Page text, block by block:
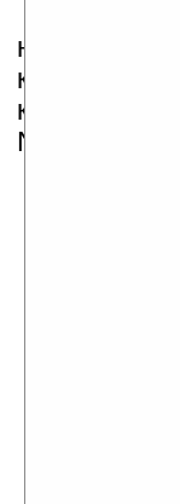
компании
качестве
N450 и